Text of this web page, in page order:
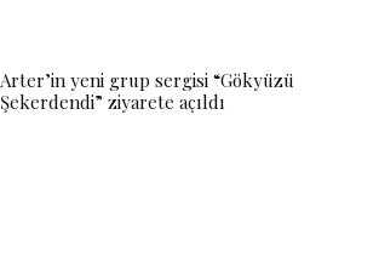
Arter’in yeni grup sergisi “Gökyüzü
Şekerdendi” ziyarete açıldı